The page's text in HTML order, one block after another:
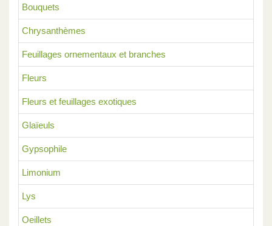
Bouquets
Chrysanthèmes
Feuillages ornementaux et branches
Fleurs
Fleurs et feuillages exotiques
Glaïeuls
Gypsophile
Limonium
Lys
Oeillets